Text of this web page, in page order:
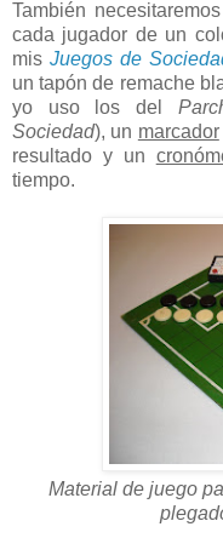
También necesitaremos
cada jugador de un
mis Juegos de
un tapón de remache
yo uso los del
Sociedad), un marcador
resultado y un
tiempo.
Material de juego